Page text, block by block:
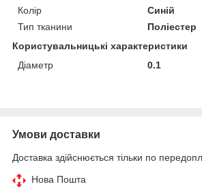
Колір
Синій
Тип тканини
Поліестер
Користувальницькі характеристики
Діаметр
0.1
Умови доставки
Доставка здійснюється тільки по
Нова Пошта